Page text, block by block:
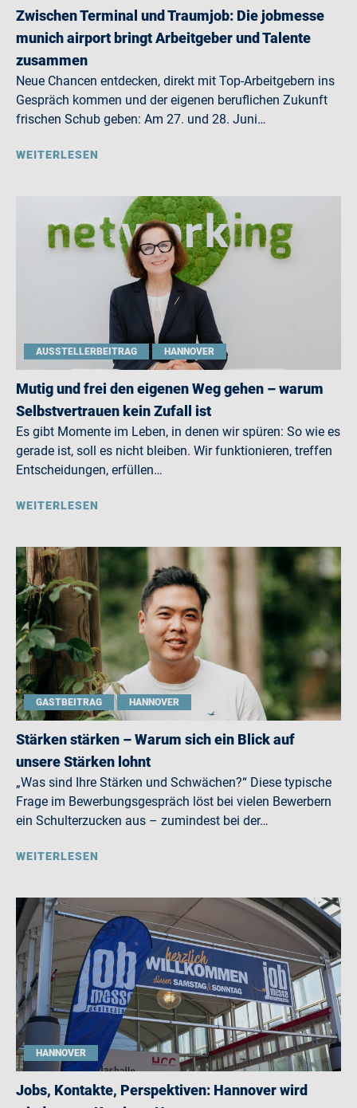
Zwischen Terminal und Traumjob: Die jobmesse
munich airport bringt Arbeitgeber und Talente
zusammen
Neue Chancen entdecken, direkt mit Top-Arbeitgebern ins
Gespräch kommen und der eigenen beruflichen Zukunft
frischen Schub geben: Am 27. und 28. Juni…
WEITERLESEN
AUSSTELLERBEITRAG HANNOVER
Mutig und frei den eigenen Weg gehen – warum
Selbstvertrauen kein Zufall ist
Es gibt Momente im Leben, in denen wir spüren: So wie es
gerade ist, soll es nicht bleiben. Wir funktionieren, treffen
Entscheidungen, erfüllen…
WEITERLESEN
GASTBEITRAG HANNOVER
Stärken stärken – Warum sich ein Blick auf
unsere Stärken lohnt
„Was sind Ihre Stärken und Schwächen?“ Diese typische
Frage im Bewerbungsgespräch löst bei vielen Bewerbern
ein Schulterzucken aus – zumindest bei der…
WEITERLESEN
HANNOVER
Jobs, Kontakte, Perspektiven: Hannover wird